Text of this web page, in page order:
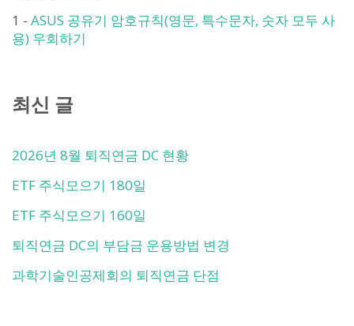
1 - ASUS 공유기 암호규칙(영문, 특수문자, 숫자 모두 사
용) 우회하기
최신 글
2026년 8월 퇴직연금 DC 현황
ETF 주식모으기 180일
ETF 주식모으기 160일
퇴직연금 DC의 부담금 운용방법 변경
과학기술인공제회의 퇴직연금 단점